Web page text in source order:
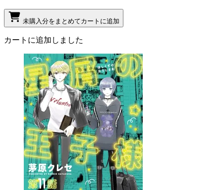
未購入分をまとめてカートに追加
カートに追加しました